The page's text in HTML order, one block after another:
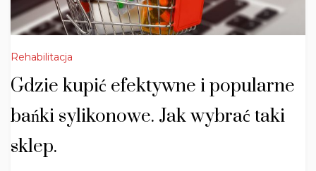
Rehabilitacja
Gdzie kupić efektywne i popularne
bańki sylikonowe. Jak wybrać taki
sklep.